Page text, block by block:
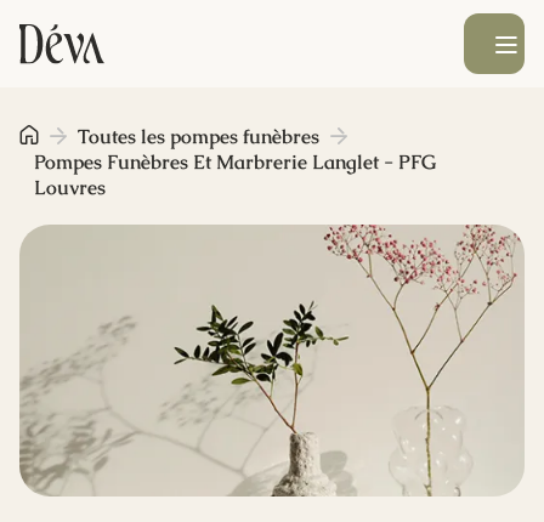
Obsèques
Prévoyance
Monument funéraire
Livraison de fleurs
Blog
Ouvrir le
Toutes les pompes funèbres
Pompes Funèbres Et Marbrerie Langlet - PFG
Louvres